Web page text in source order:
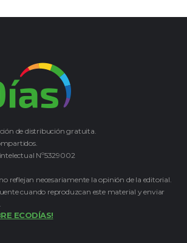
de distribución gratuita.
Nº5329002
reflejan necesariamente la opinión de la editorial.
cuando reproduzcan este material y enviar
ECODÍAS!